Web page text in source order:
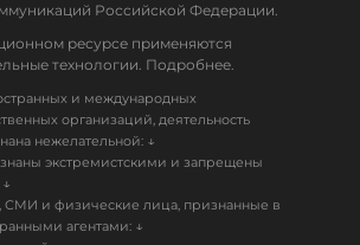
Российской Федерации.
ресурсе применяются
технологии. Подробнее.
и международных
организаций, деятельность
нежелательной: ↓
экстремистскими и запрещены
↓
СМИ и физические лица, признанные в
агентами: ↓